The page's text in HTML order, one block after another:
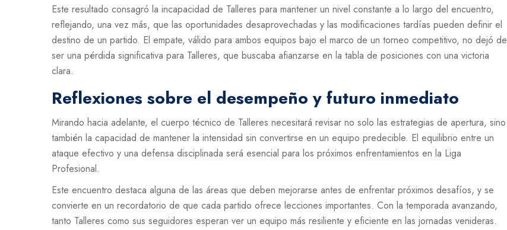
Este resultado consagró la incapacidad de Talleres para mantener un nivel constante a lo largo del encuentro,
reflejando, una vez más, que las oportunidades desaprovechadas y las modificaciones tardías pueden definir el
destino de un partido. El empate, válido para ambos equipos bajo el marco de un torneo competitivo, no dejó de
ser una pérdida significativa para Talleres, que buscaba afianzarse en la tabla de posiciones con una victoria
clara.
Reflexiones sobre el desempeño y futuro inmediato
Mirando hacia adelante, el cuerpo técnico de Talleres necesitará revisar no solo las estrategias de apertura, sino
también la capacidad de mantener la intensidad sin convertirse en un equipo predecible. El equilibrio entre un
ataque efectivo y una defensa disciplinada será esencial para los próximos enfrentamientos en la Liga
Profesional.
Este encuentro destaca alguna de las áreas que deben mejorarse antes de enfrentar próximos desafíos, y se
convierte en un recordatorio de que cada partido ofrece lecciones importantes. Con la temporada avanzando,
tanto Talleres como sus seguidores esperan ver un equipo más resiliente y eficiente en las jornadas venideras.